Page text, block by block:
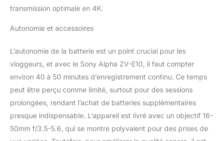
avec une superbe qualité
port USB, sans carte de
conversion (standard
UVC/UAC) Autonomie
de la batterie (film,
enregistrement réel):
Environ 80 min (écran
LCD) (norme CIPA) |
Autonomie de la batterie
(images fixes) : Environ
transmission optimale en 4K.
Autonomie et accessoires
L’autonomie de la batterie est un point crucial pour les
vloggeurs, et avec le Sony Alpha ZV-E10, il faut compter
environ 40 à 50 minutes d’enregistrement continu. Ce temps
peut être perçu comme limité, surtout pour des sessions
prolongées, rendant l’achat de batteries supplémentaires
presque indispensable. L’appareil est livré avec un objectif 16-
50mm f/3.5-5.6, qui se montre polyvalent pour des prises de